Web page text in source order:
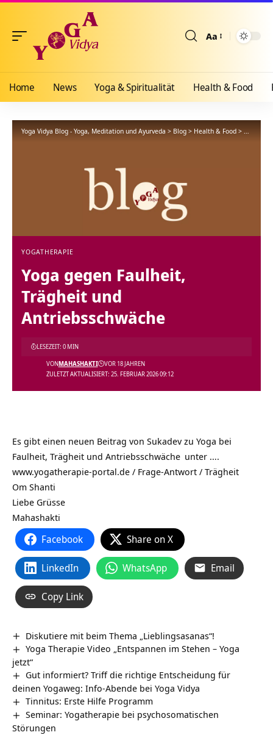
Aa
Home News Yoga & Spiritualität Health & Food
Yoga Vidya Blog - Yoga, Meditation und Ayurveda > Blog > Health & Food >
YOGATHERAPIE
Yoga gegen Faulheit,
Trägheit und
Antriebsschwäche
ZULETZT AKTUALISIERT: 25. FEBRUAR 2026 09:12
VONMAHASHAKTI VOR 18 JAHREN
LESEZEIT: 0 MIN
Es gibt einen neuen Beitrag von Sukadev zu Yoga bei
Faulheit, Trägheit und Antriebsschwäche unter ….
www.yogatherapie-portal.de / Frage-Antwort / Trägheit
Om Shanti
Liebe Grüsse
Mahashakti
Facebook Share on X
LinkedIn WhatsApp Email
Copy Link
Diskutiere mit beim Thema „Lieblingsasanas“!
Yoga Therapie Video „Entspannen im Stehen – Yoga
jetzt“
Gut informiert? Triff die richtige Entscheidung für
deinen Yogaweg: Info-Abende bei Yoga Vidya
Tinnitus: Erste Hilfe Programm
Seminar: Yogatherapie bei psychosomatischen
Störungen